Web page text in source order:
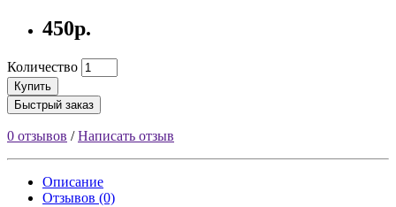
450р.
Количество
Купить
Быстрый заказ
0 отзывов /Написать отзыв
Описание
Отзывов (0)